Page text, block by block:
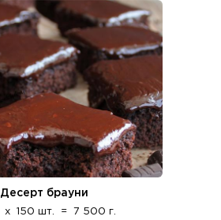
Десерт брауни
x 150 шт. = 7 500 г.